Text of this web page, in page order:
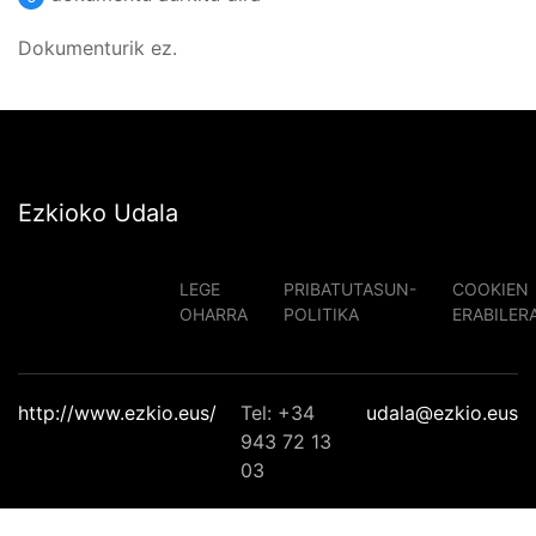
Dokumenturik ez.
Ezkioko Udala
LEGE
OHARRA
PRIBATUTASUN-
POLITIKA
COOKIEN
http://www.ezkio.eus/
Tel: +34
943 72 13
03
udala@ezkio.eus